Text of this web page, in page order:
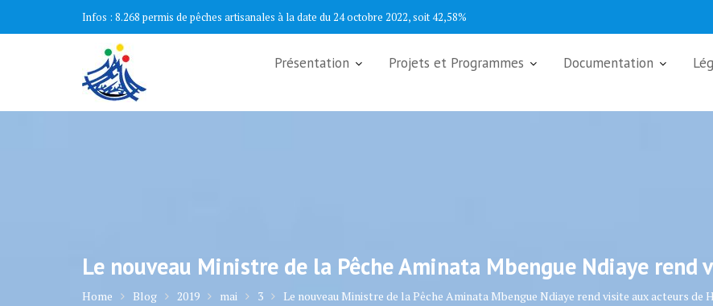
Infos : 1.601 cartes mareyeurs à la date du 24 octobre 2022...
Présentation Projets et Programmes Documentation
Le nouveau Ministre de la Pêche Aminata Mbengue Ndiaye rend
Home Blog 2019 mai 3 Le nouveau Ministre de la Pêche Aminata Mbengue Ndiaye rend visite aux acteurs de